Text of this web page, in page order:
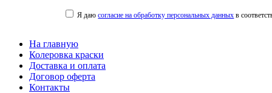
Я даюсогласие на обработку персональных данных в
На главную
Колеровка краски
Доставка и оплата
Договор оферта
Контакты